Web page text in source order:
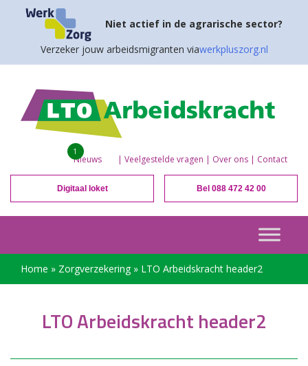
Niet actief in de agrarische sector?
Verzeker jouw arbeidsmigranten viawerkpluszorg.nl
Nieuws
1
| Veelgestelde vragen | Over ons | Contact
Digitaal loket Bel 088 472 42 00
Home » Zorgverzekering» LTO Arbeidskracht header2
LTO Arbeidskracht header2